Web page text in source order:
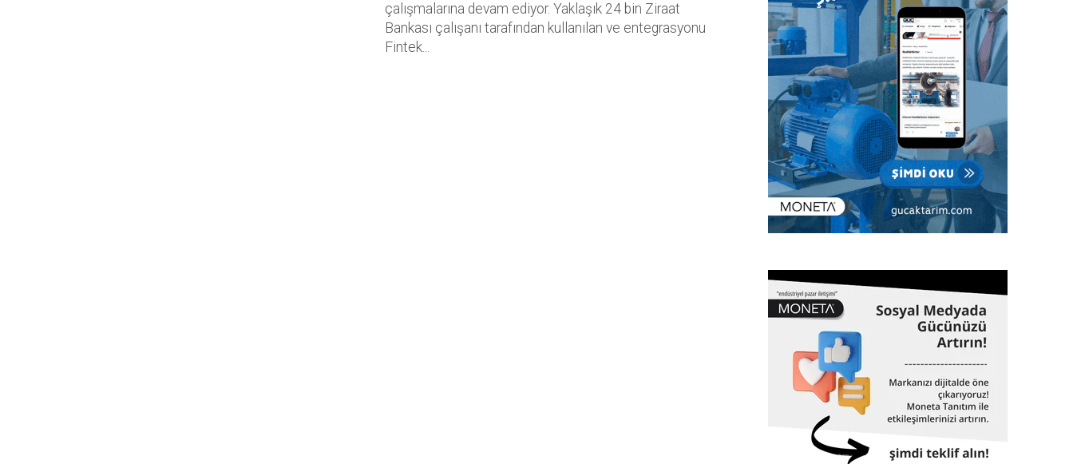
çalışmalarına devam ediyor. Yaklaşık 24 bin Ziraat
Bankası çalışanı tarafından kullanılan ve entegrasyonu
Fintek...